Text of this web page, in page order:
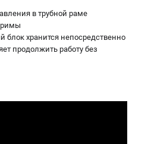
в трубной раме
блок хранится непосредственно
продолжить работу без